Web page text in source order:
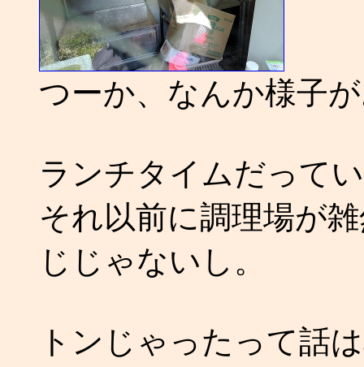
つーか、なんか様子
ランチタイムだって
それ以前に調理場が
じじゃないし。
トンじゃったって話